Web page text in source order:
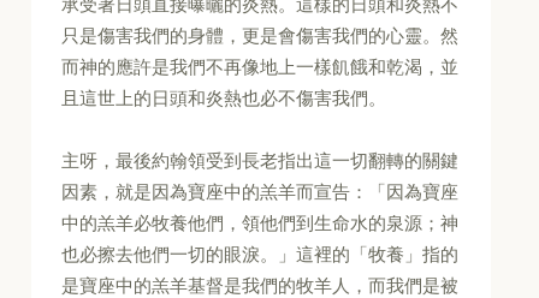
只是傷害我們的身體，更是會傷害我們的心靈。然
而神的應許是我們不再像地上一樣飢餓和乾渴，並
且這世上的日頭和炎熱也必不傷害我們。
主呀，最後約翰領受到長老指出這一切翻轉的關鍵
因素，就是因為寶座中的羔羊而宣告：「因為寶座
中的羔羊必牧養他們，領他們到生命水的泉源；神
也必擦去他們一切的眼淚。」這裡的「牧養」指的
是寶座中的羔羊基督是我們的牧羊人，而我們是被